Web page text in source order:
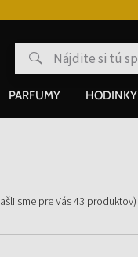
od 80€
PARFUMY HODINKY
sme pre Vás43 produktov)